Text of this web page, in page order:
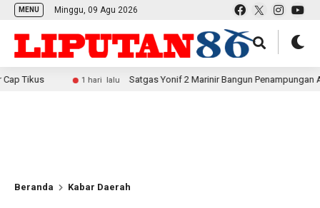
MENU Minggu, 09 Agu 2026
1 hari lalu Satgas Yonif 2 Marinir Bangun Penampungan Air
Beranda Kabar Daerah